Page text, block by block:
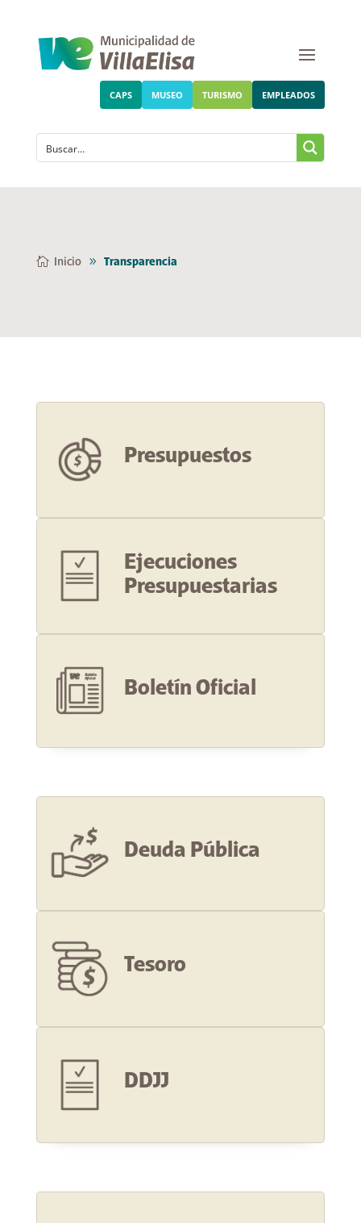
CAPS MUSEO TURISMO EMPLEADOS
Inicio Transparencia
Presupuestos
Ejecuciones
Presupuestarias
Boletín Oficial
Deuda Pública
Tesoro
DDJJ